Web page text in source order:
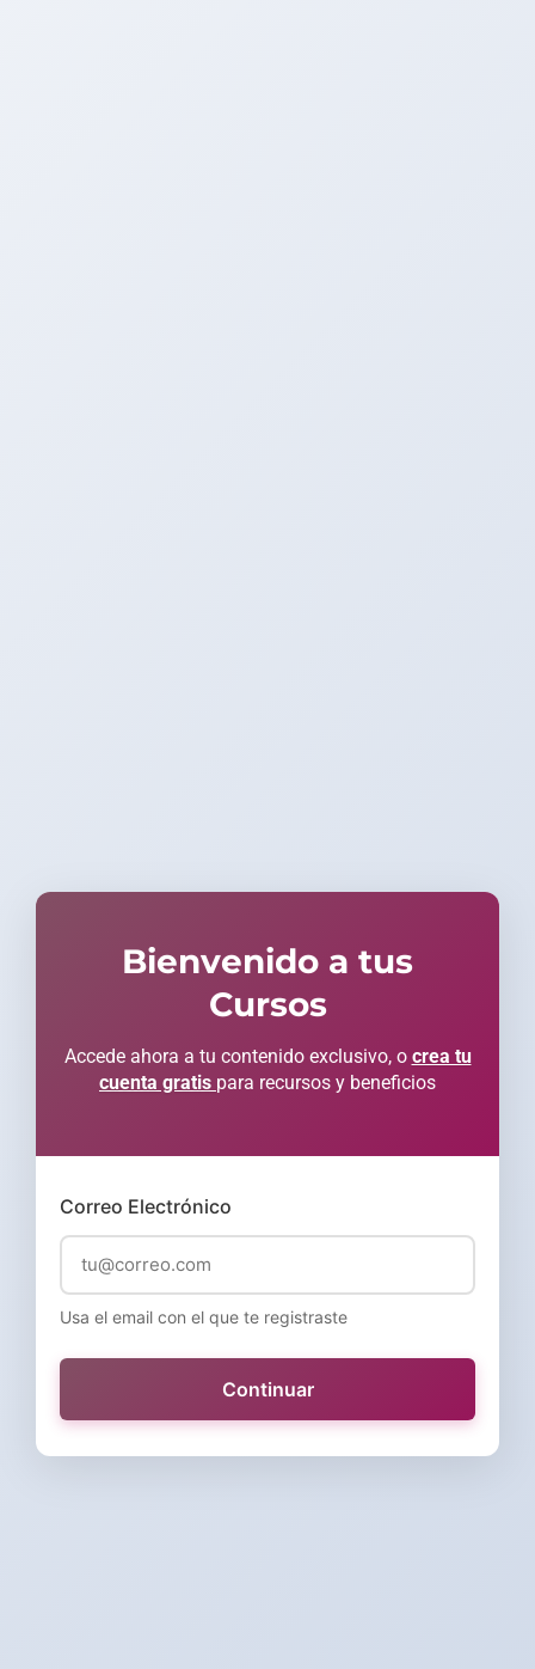
Bienvenido a tus
Cursos
Accede ahora a tu contenido exclusivo, o crea tu
cuenta gratis para recursos y beneficios
Correo Electrónico
Usa el email con el que te registraste
Continuar